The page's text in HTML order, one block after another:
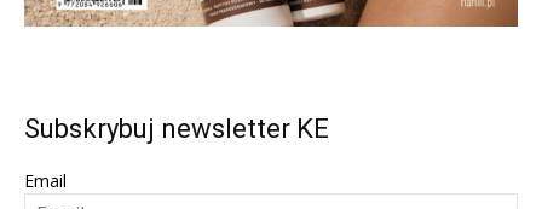
Subskrybuj newsletter KE
Email